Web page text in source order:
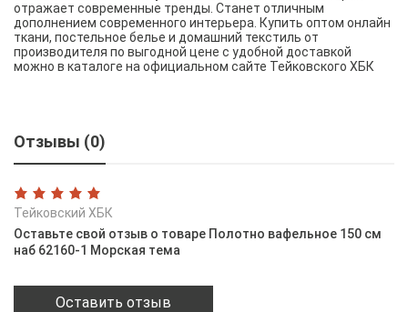
отражает современные тренды. Станет отличным
дополнением современного интерьера. Купить оптом онлайн
ткани, постельное белье и домашний текстиль от
производителя по выгодной цене с удобной доставкой
можно в каталоге на официальном сайте Тейковского ХБК
Отзывы (0)
Тейковский ХБК
Оставьте свой отзыв о товаре Полотно вафельное 150 см
наб 62160-1 Морская тема
Оставить отзыв